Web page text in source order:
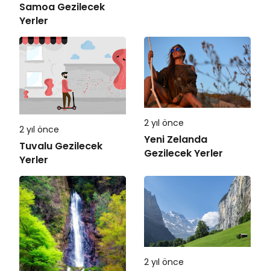
Samoa Gezilecek
Yerler
2 yıl önce
Tuvalu Gezilecek
Yerler
2 yıl önce
Yeni Zelanda
Gezilecek Yerler
2 yıl önce